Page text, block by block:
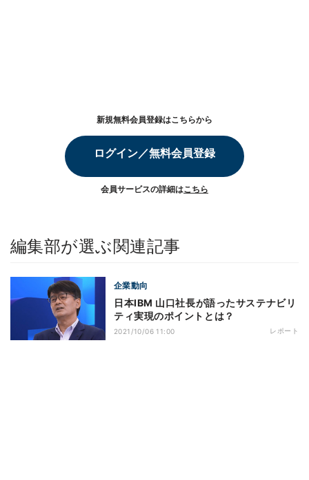
新規無料会員登録はこちらから
ログイン／無料会員登録
会員サービスの詳細はこちら
編集部が選ぶ関連記事
企業動向
日本IBM 山口社長が語ったサステナビリ
ティ実現のポイントとは？
2021/10/06 11:00 レポート